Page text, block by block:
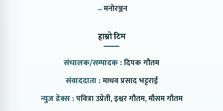
→मनोरञ्जन
हाम्रो टिम
संचालक/सम्पादक :दिपक गौतम
संवाददाता :माधव प्रसाद भट्टराई
न्युज डेक्स :पवित्रा उप्रेती, इश्वर गौतम, मौसम गौतम